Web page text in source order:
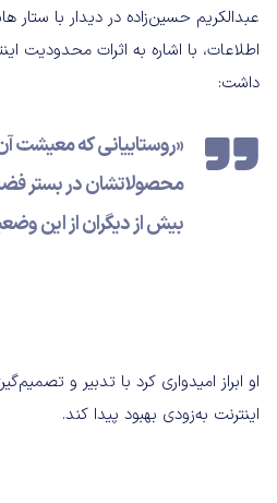
عبدالکریم حسین‌زاده در دیدار با ستار
اطلاعات، با اشاره به اثرات محدودیت
داشت:
«روستاییانی که معیشت
محصولاتشان در بستر
بیش از دیگران از این
او ابراز امیدواری کرد با تدبیر و
اینترنت به‌زودی بهبود پیدا کند.